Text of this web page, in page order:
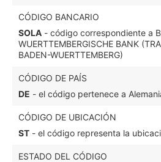
CÓDIGO BANCARIO
SOLA - código correspondiente a
WUERTTEMBERGISCHE BANK
BADEN-WUERTTEMBERG)
CÓDIGO DE PAÍS
DE - el código pertenece a
CÓDIGO DE UBICACIÓN
ST - el código representa la
ESTADO DEL CÓDIGO